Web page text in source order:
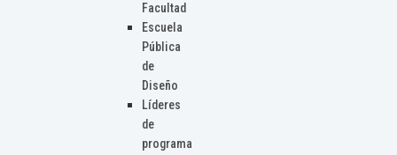
Facultad
Escuela
Pública
de
Diseño
Líderes
de
programa